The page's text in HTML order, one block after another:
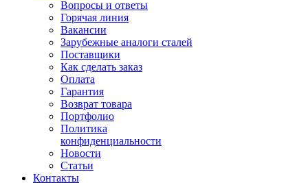
Вопросы и ответы
Горячая линия
Вакансии
Зарубежные аналоги сталей
Поставщики
Как сделать заказ
Оплата
Гарантия
Возврат товара
Портфолио
Политика
конфиденциальности
Новости
Статьи
Контакты